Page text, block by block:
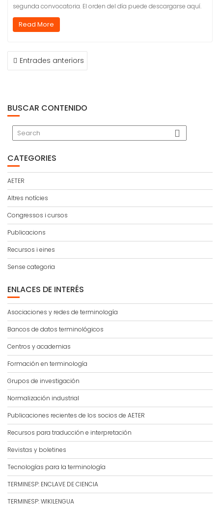
segunda convocatoria. El orden del día puede descargarse aquí.
Read More
NAVEGACIÓ
D'ENTRADES
Entrades anteriors
BUSCAR CONTENIDO
CATEGORIES
AETER
Altres notícies
Congressos i cursos
Publicacions
Recursos i eines
Sense categoria
ENLACES DE INTERÉS
Asociaciones y redes de terminología
Bancos de datos terminológicos
Centros y academias
Formación en terminología
Grupos de investigación
Normalización industrial
Publicaciones recientes de los socios de AETER
Recursos para traducción e interpretación
Revistas y boletines
Tecnologías para la terminología
TERMINESP: ENCLAVE DE CIENCIA
TERMINESP: WIKILENGUA